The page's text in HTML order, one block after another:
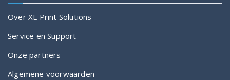
Over XL Print Solutions
Service en Support
Onze partners
Algemene voorwaarden